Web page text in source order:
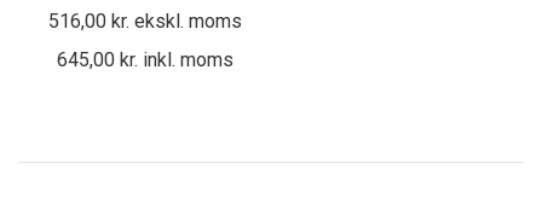
516,00 kr. ekskl. moms
645,00 kr. inkl. moms